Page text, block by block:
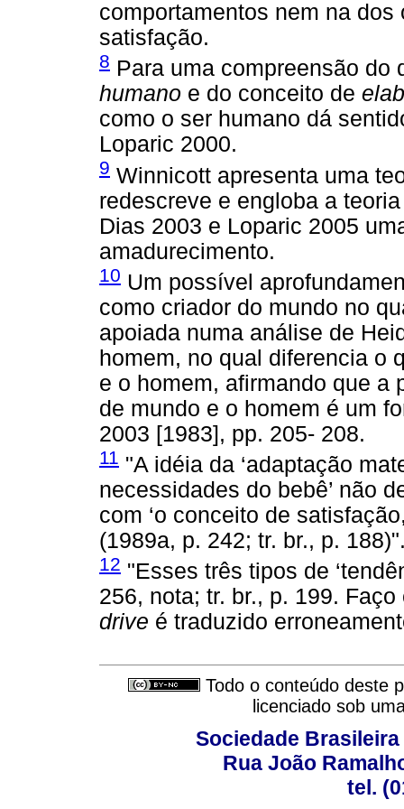
comportamentos nem na
satisfação.
8 Para uma compreensão
humano e do conceito de
como o ser humano dá
Loparic 2000.
9 Winnicott apresenta uma
redescreve e engloba a
Dias 2003 e Loparic 2005
amadurecimento.
10 Um possível
como criador do mundo no
apoiada numa análise de
homem, no qual diferencia o
e o homem, afirmando que a
de mundo e o homem é um
2003 [1983], pp. 205- 208.
11 "A idéia da ‘adaptação
necessidades do bebê’ não
com ‘o conceito de
(1989a, p. 242; tr. br., p.
12 "Esses três tipos de
256, nota; tr. br., p. 199.
drive é traduzido
Todo o conteúdo deste
licenciado sob
Sociedade
Rua João
tel.